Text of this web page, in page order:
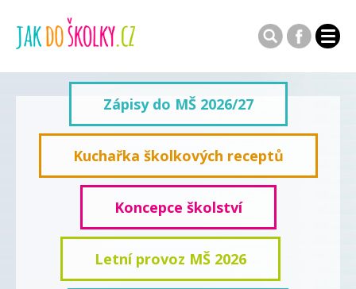
Zápisy do MŠ 2026/27
Kuchařka školkových receptů
Koncepce školství
Letní provoz MŠ 2026